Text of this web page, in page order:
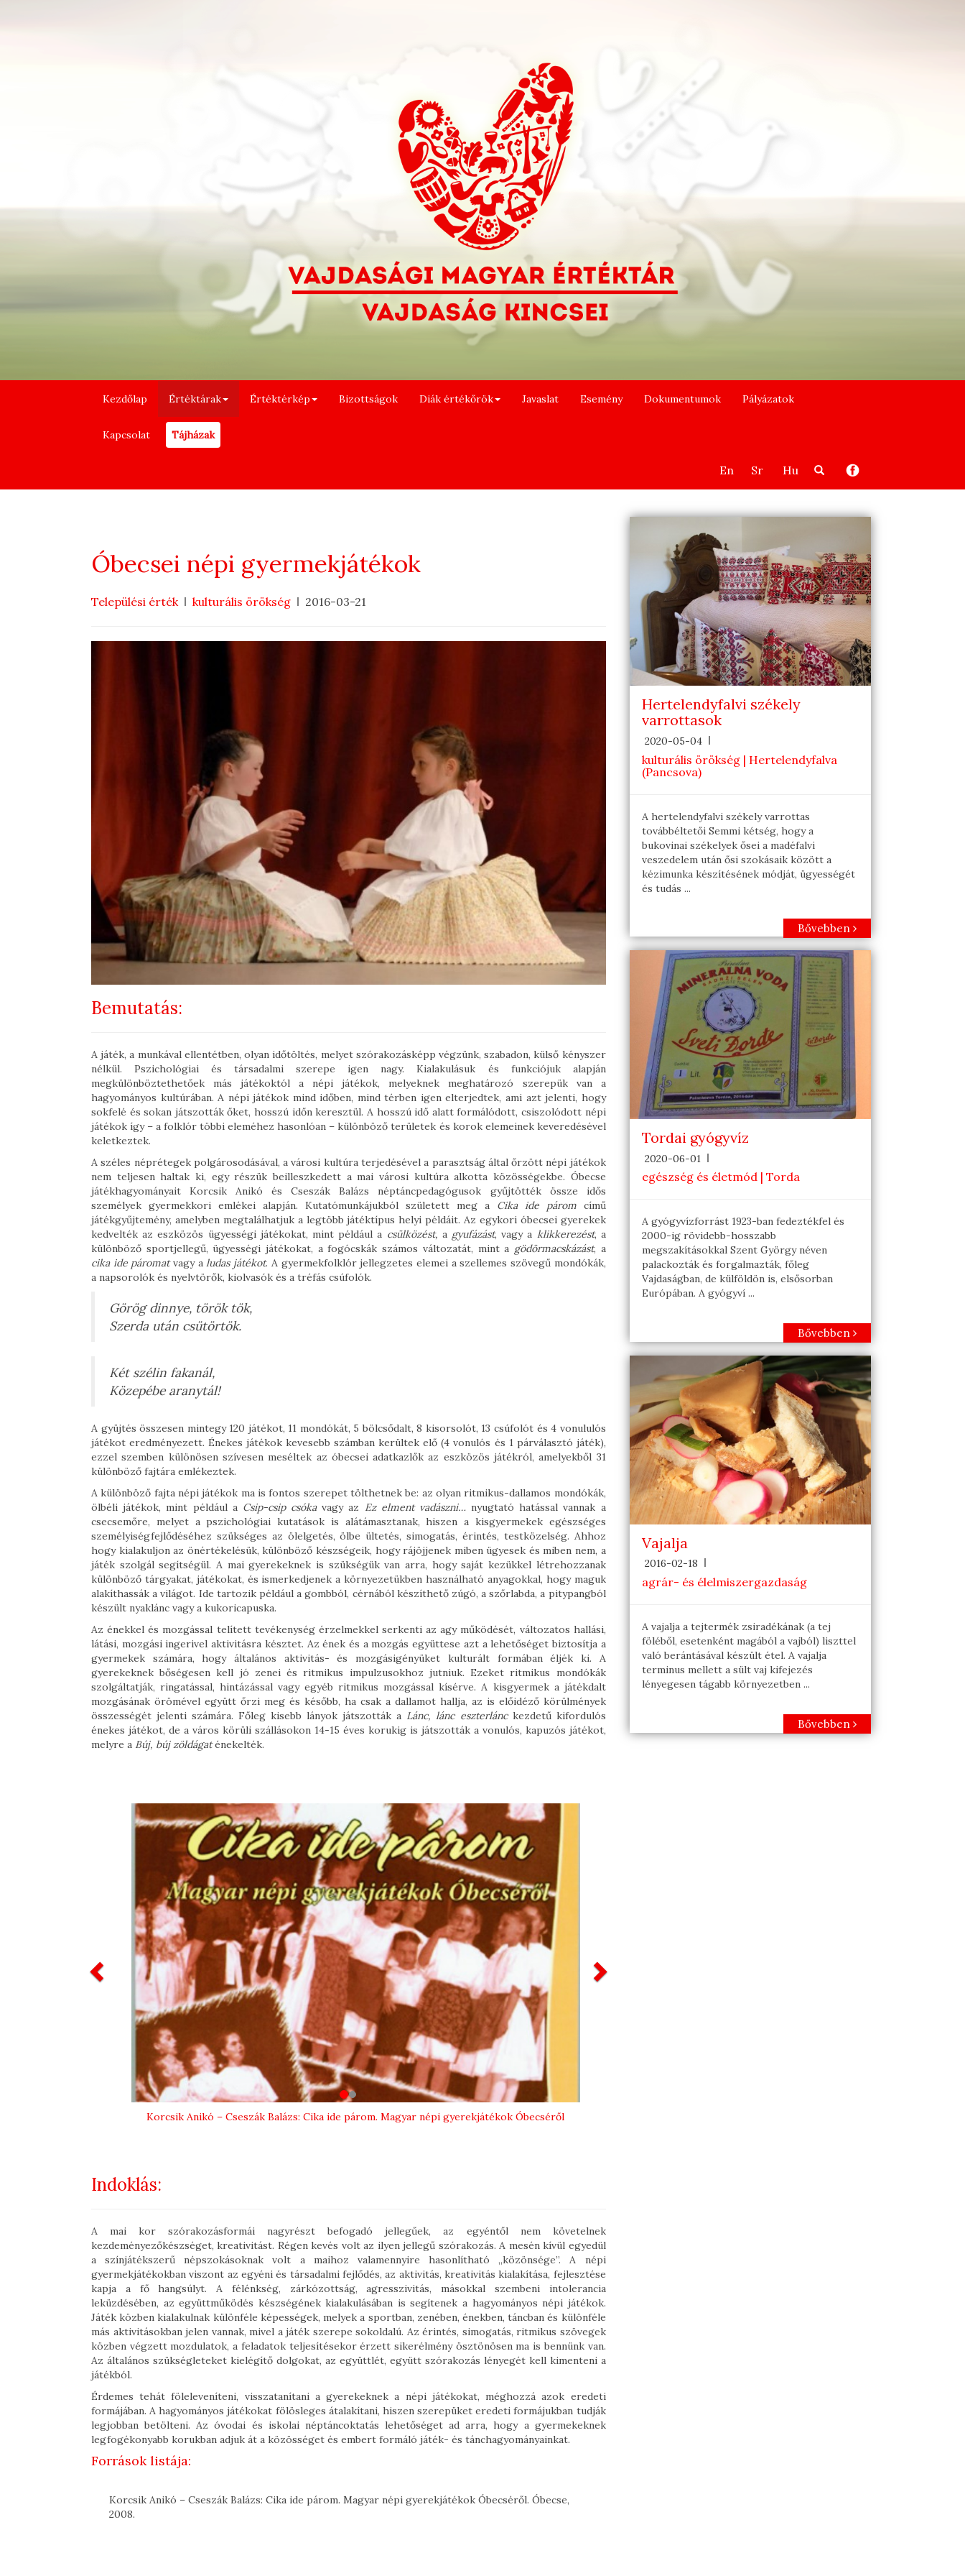
Kezdőlap Értéktárak Értéktérkép Bizottságok Diák értékőrök Javaslat Esemény Dokumentumok Pályázatok
Kapcsolat Tájházak
En Sr Hu
Óbecsei népi gyermekjátékok
Települési érték kulturális örökség 2016-03-21
Bemutatás:
A játék, a munkával ellentétben, olyan időtöltés, melyet szórakozásképp végzünk, szabadon, külső kényszer
nélkül. Pszichológiai és társadalmi szerepe igen nagy. Kialakulásuk és funkciójuk alapján
megkülönböztethetőek más játékoktól a népi játékok, melyeknek meghatározó szerepük van a
hagyományos kultúrában. A népi játékok mind időben, mind térben igen elterjedtek, ami azt jelenti, hogy
sokfelé és sokan játszották őket, hosszú időn keresztül. A hosszú idő alatt formálódott, csiszolódott népi
játékok így – a folklór többi eleméhez hasonlóan – különböző területek és korok elemeinek keveredésével
keletkeztek.
A széles néprétegek polgárosodásával, a városi kultúra terjedésével a parasztság által őrzött népi játékok
nem teljesen haltak ki, egy részük beilleszkedett a mai városi kultúra alkotta közösségekbe. Óbecse
játékhagyományait Korcsik Anikó és Cseszák Balázs néptáncpedagógusok gyűjtötték össze idős
személyek gyermekkori emlékei alapján. Kutatómunkájukból született meg a Cika ide páromcímű
játékgyűjtemény, amelyben megtalálhatjuk a legtöbb játéktípus helyi példáit. Az egykori óbecsei gyerekek
kedvelték az eszközös ügyességi játékokat, mint például a csülközést, a gyufázást, vagy a klikkerezést, a
különböző sportjellegű, ügyességi játékokat, a fogócskák számos változatát, mint a gödörmacskázást, a
cika ide páromatvagy aludas játékot. A gyermekfolklór jellegzetes elemei a szellemes szövegű mondókák,
a napsorolók és nyelvtörők, kiolvasók és a tréfás csúfolók.
Görög dinnye, török tök,
Szerda után csütörtök.
Két szélin fakanál,
Közepébe aranytál!
A gyüjtés összesen mintegy 120 játékot, 11 mondókát, 5 bölcsődalt, 8 kisorsolót, 13 csúfolót és 4 vonululós
játékot eredményezett. Énekes játékok kevesebb számban kerültek elő (4 vonulós és 1 párválasztó játék),
ezzel szemben különösen szívesen meséltek az óbecsei adatkazlők az eszközös játékról, amelyekből 31
különböző fajtára emlékeztek.
A különböző fajta népi játékok ma is fontos szerepet tölthetnek be: az olyan ritmikus-dallamos mondókák,
ölbéli játékok, mint például a Csip-csip csókavagy az Ez elment vadászni…nyugtató hatással vannak a
csecsemőre, melyet a pszichológiai kutatások is alátámasztanak, hiszen a kisgyermekek egészséges
személyiségfejlődéséhez szükséges az ölelgetés, ölbe ültetés, simogatás, érintés, testközelség. Ahhoz
hogy kialakuljon az önértékelésük, különböző készségeik, hogy rájöjjenek miben ügyesek és miben nem, a
játék szolgál segítségül. A mai gyerekeknek is szükségük van arra, hogy saját kezükkel létrehozzanak
különböző tárgyakat, játékokat, és ismerkedjenek a környezetükben használható anyagokkal, hogy maguk
alakíthassák a világot. Ide tartozik például a gombból, cérnából készíthető zúgó, a szőrlabda, a pitypangból
készült nyaklánc vagy a kukoricapuska.
Az énekkel és mozgással telített tevékenység érzelmekkel serkenti az agy működését, változatos hallási,
látási, mozgási ingerivel aktivitásra késztet. Az ének és a mozgás együttese azt a lehetőséget biztosítja a
gyermekek számára, hogy általános aktivitás- és mozgásigényüket kulturált formában éljék ki. A
gyerekeknek bőségesen kell jó zenei és ritmikus impulzusokhoz jutniuk. Ezeket ritmikus mondókák
szolgáltatják, ringatással, hintázással vagy egyéb ritmikus mozgással kísérve. A kisgyermek a játékdalt
mozgásának örömével együtt őrzi meg és később, ha csak a dallamot hallja, az is előidéző körülmények
összességét jelenti számára. Főleg kisebb lányok játszották a Lánc, lánc eszterlánckezdetű kifordulós
énekes játékot, de a város körüli szállásokon 14-15 éves korukig is játszották a vonulós, kapuzós játékot,
melyre a Búj, búj zöldágaténekelték.
Korcsik Anikó – Cseszák Balázs: Cika ide párom. Magyar népi gyerekjátékok Óbecséről
Previous Next
Indoklás:
A mai kor szórakozásformái nagyrészt befogadó jellegűek, az egyéntől nem követelnek
kezdeményezőkészséget, kreativitást. Régen kevés volt az ilyen jellegű szórakozás. A mesén kívül egyedül
a színjátékszerű népszokásoknak volt a maihoz valamennyire hasonlítható „közönsége”. A népi
gyermekjátékokban viszont az egyéni és társadalmi fejlődés, az aktivitás, kreativitás kialakítása, fejlesztése
kapja a fő hangsúlyt. A félénkség, zárkózottság, agresszivitás, másokkal szembeni intolerancia
leküzdésében, az együttműködés készségének kialakulásában is segítenek a hagyományos népi játékok.
Játék közben kialakulnak különféle képességek, melyek a sportban, zenében, énekben, táncban és különféle
más aktivitásokban jelen vannak, mivel a játék szerepe sokoldalú. Az érintés, simogatás, ritmikus szövegek
közben végzett mozdulatok, a feladatok teljesítésekor érzett sikerélmény ösztönösen ma is bennünk van.
Az általános szükségleteket kielégítő dolgokat, az együttlét, együtt szórakozás lényegét kell kimenteni a
játékból.
Érdemes tehát föleleveníteni, visszatanítani a gyerekeknek a népi játékokat, méghozzá azok eredeti
formájában. A hagyományos játékokat fölösleges átalakítani, hiszen szerepüket eredeti formájukban tudják
legjobban betölteni. Az óvodai és iskolai néptáncoktatás lehetőséget ad arra, hogy a gyermekeknek
legfogékonyabb korukban adjuk át a közösséget és embert formáló játék- és tánchagyományainkat.
Források listája:
Korcsik Anikó – Cseszák Balázs: Cika ide párom. Magyar népi gyerekjátékok Óbecséről. Óbecse,
2008.
Hertelendyfalvi székely
varrottasok
2020-05-04
kulturális örökség | Hertelendyfalva
(Pancsova)
A hertelendyfalvi székely varrottas
továbbéltetői Semmi kétség, hogy a
bukovinai székelyek ősei a madéfalvi
veszedelem után ősi szokásaik között a
kézimunka készítésének módját, ügyességét
és tudás ...
Bővebben
Tordai gyógyvíz
2020-06-01
egészség és életmód | Torda
A gyógyvízforrást 1923-ban fedeztékfel és
2000-ig rövidebb-hosszabb
megszakításokkal Szent György néven
palackozták és forgalmazták, főleg
Vajdaságban, de külföldön is, elsősorban
Európában. A gyógyví ...
Bővebben
Vajalja
2016-02-18
agrár- és élelmiszergazdaság
A vajalja a tejtermék zsiradékának (a tej
föléből, esetenként magából a vajból) liszttel
való berántásával készült étel. A vajalja
terminus mellett a sült vaj kifejezés
lényegesen tágabb környezetben ...
Bővebben